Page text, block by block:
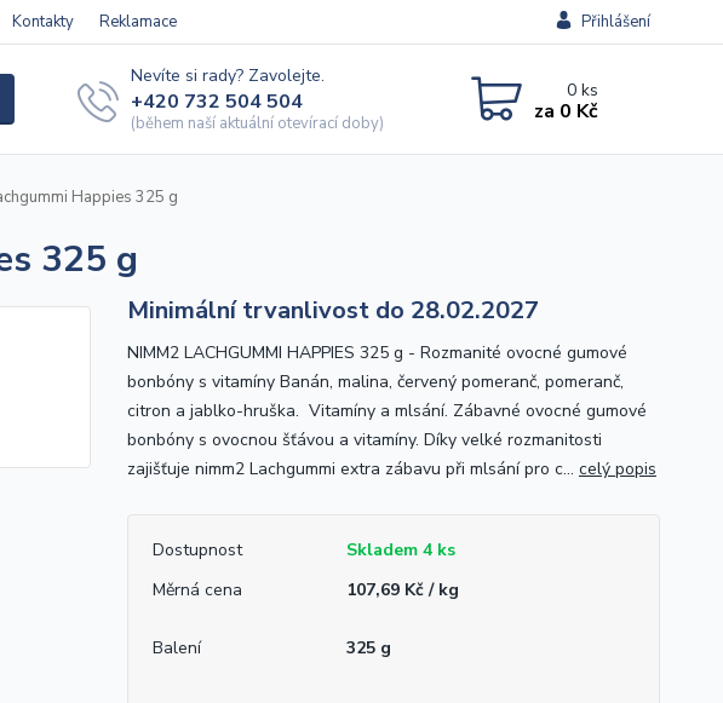
Kontakty Reklamace Přihlášení
Nevíte si rady? Zavolejte.
+420 732 504 504
(během naší aktuální otevírací doby)
0ks
za 0 Kč
Happies 325 g
325 g
Minimální trvanlivost do 28.02.2027
NIMM2 LACHGUMMI HAPPIES 325 g - Rozmanité ovocné gumové
bonbóny s vitamíny Banán, malina, červený pomeranč, pomeranč,
citron a jablko-hruška. Vitamíny a mlsání. Zábavné ovocné gumové
bonbóny s ovocnou šťávou a vitamíny. Díky velké rozmanitosti
zajišťuje nimm2 Lachgummi extra zábavu při mlsání pro c... celý popis
Dostupnost
Skladem 4 ks
Měrná cena
107,69 Kč / kg
Balení 325 g